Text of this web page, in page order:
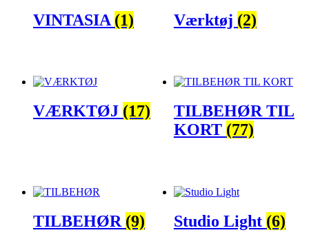
VINTASIA (1) Værktøj (2)
VÆRKTØJ (17)
TILBEHØR TIL
KORT (77)
TILBEHØR (9) Studio Light (6)